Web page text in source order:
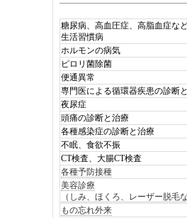
糖尿病、高血圧症、高脂血症な
生活習慣病
ホルモンの病気
ピロリ菌除菌
便通異常
専門医による循環器疾患の診断
夜尿症
頭痛の診断と治療
各種感染症の診断と治療
不眠、食欲不振
CT検査、大腸CT検査
各種予防接種
美容診療
（しみ、ほくろ、レーザー脱毛
もの忘れ外来